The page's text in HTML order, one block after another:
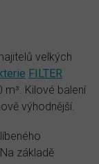
velkých
FILTER
Kilové balení
výhodnější.
základě